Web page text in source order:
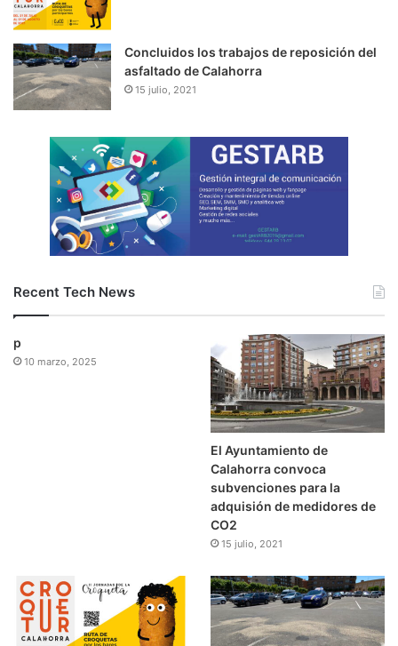
Concluidos los trabajos de reposición del
asfaltado de Calahorra
15 julio, 2021
Recent Tech News
p
10 marzo, 2025
El Ayuntamiento de
Calahorra convoca
subvenciones para la
adquisión de medidores de
CO2
15 julio, 2021